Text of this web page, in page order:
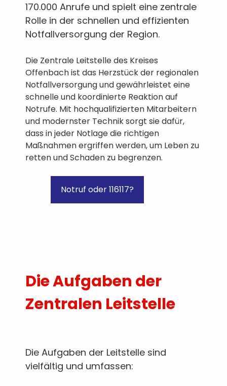
170.000 Anrufe und spielt eine zentrale
Rolle in der schnellen und effizienten
Notfallversorgung der Region.
Die Zentrale Leitstelle des Kreises
Offenbach ist das Herzstück der regionalen
Notfallversorgung und gewährleistet eine
schnelle und koordinierte Reaktion auf
Notrufe. Mit hochqualifizierten Mitarbeitern
und modernster Technik sorgt sie dafür,
dass in jeder Notlage die richtigen
Maßnahmen ergriffen werden, um Leben zu
retten und Schaden zu begrenzen.
Notruf oder 116117?
Die Aufgaben der
Zentralen Leitstelle
Die Aufgaben der Leitstelle sind
vielfältig und umfassen: